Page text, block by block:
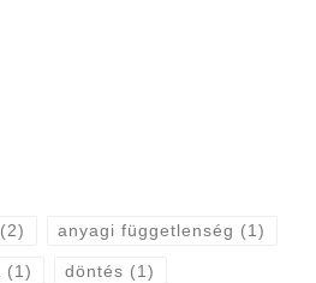
(2) anyagi függetlenség (1)
(1) döntés (1)